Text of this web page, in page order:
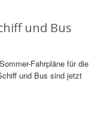
und Bus
Fahrpläne für die
und Bus sind jetzt